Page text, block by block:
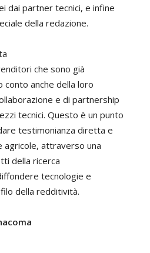
dai partner tecnici, e infine
della redazione.
che sono già
anche della loro
e di partnership
tecnici. Questo è un punto
testimonianza diretta e
attraverso una
della ricerca
tecnologie e
della redditività.